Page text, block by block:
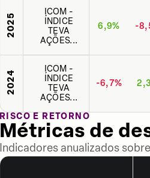
2025
ICOM -
ÍNDICE
TEVA
AÇÕES...
6,9% -
2024
ICOM -
ÍNDICE
TEVA
AÇÕES...
-6,7%
RISCO E RETORNO
Métricas de
Indicadores anualizados